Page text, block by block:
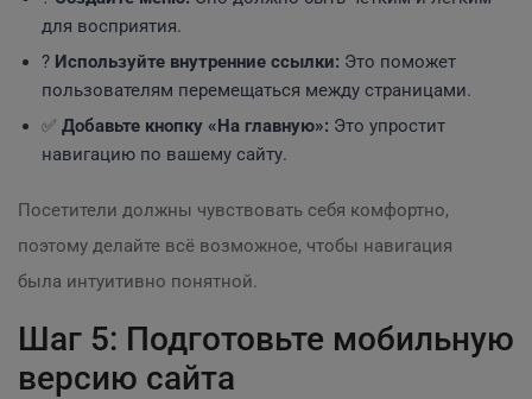
для восприятия.
? Используйте внутренние ссылки: Это поможет
пользователям перемещаться между страницами.
✅ Добавьте кнопку «На главную»: Это упростит
навигацию по вашему сайту.
Посетители должны чувствовать себя комфортно,
поэтому делайте всё возможное, чтобы навигация
была интуитивно понятной.
Шаг 5: Подготовьте мобильную
версию сайта